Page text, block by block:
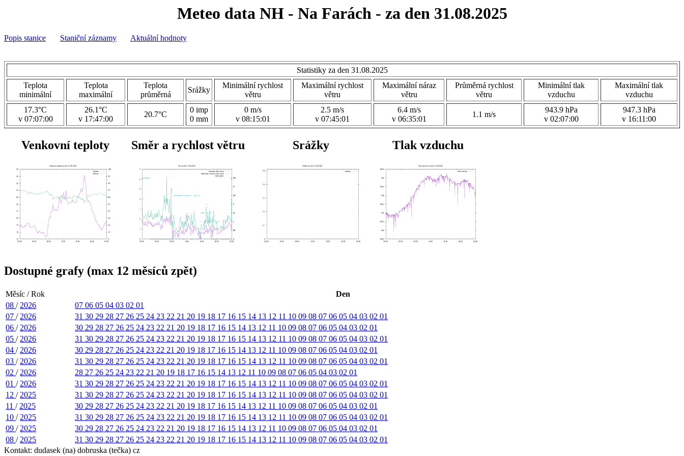
Meteo data NH - Na Farách - za den 31.08.2025
Popis stanice Staniční záznamy Aktuální hodnoty
Statistiky za den 31.08.2025
Teplota
minimální
Teplota
maximální
Teplota
průměrná
Srážky
Minimální rychlost
větru
Maximální rychlost
větru
Maximální náraz
větru
Průměrná rychlost
větru
Minimální tlak
vzduchu
Maximální tlak
vzduchu
17.3°C
v 07:07:00
26.1°C
v 17:47:00
20.7°C
0 imp
0 mm
0 m/s
v 08:15:01
2.5 m/s
v 07:45:01
6.4 m/s
v 06:35:01
1.1 m/s
943.9 hPa
v 02:07:00
947.3 hPa
v 16:11:00
Venkovní teploty Směr a rychlost větru Srážky Tlak vzduchu
Dostupné grafy (max 12 měsíců zpět)
Měsíc / Rok
Den
08 / 2026 07 06 05 04 03 02 01
07 / 2026 31 30 29 28 27 26 25 24 23 22 21 20 19 18 17 16 15 14 13 12 11 10 09 08 07 06 05 04 03 02 01
06 / 2026 30 29 28 27 26 25 24 23 22 21 20 19 18 17 16 15 14 13 12 11 10 09 08 07 06 05 04 03 02 01
05 / 2026 31 30 29 28 27 26 25 24 23 22 21 20 19 18 17 16 15 14 13 12 11 10 09 08 07 06 05 04 03 02 01
04 / 2026 30 29 28 27 26 25 24 23 22 21 20 19 18 17 16 15 14 13 12 11 10 09 08 07 06 05 04 03 02 01
03 / 2026 31 30 29 28 27 26 25 24 23 22 21 20 19 18 17 16 15 14 13 12 11 10 09 08 07 06 05 04 03 02 01
02 / 2026 28 27 26 25 24 23 22 21 20 19 18 17 16 15 14 13 12 11 10 09 08 07 06 05 04 03 02 01
01 / 2026 31 30 29 28 27 26 25 24 23 22 21 20 19 18 17 16 15 14 13 12 11 10 09 08 07 06 05 04 03 02 01
12 / 2025 31 30 29 28 27 26 25 24 23 22 21 20 19 18 17 16 15 14 13 12 11 10 09 08 07 06 05 04 03 02 01
11 / 2025 30 29 28 27 26 25 24 23 22 21 20 19 18 17 16 15 14 13 12 11 10 09 08 07 06 05 04 03 02 01
10 / 2025 31 30 29 28 27 26 25 24 23 22 21 20 19 18 17 16 15 14 13 12 11 10 09 08 07 06 05 04 03 02 01
09 / 2025 30 29 28 27 26 25 24 23 22 21 20 19 18 17 16 15 14 13 12 11 10 09 08 07 06 05 04 03 02 01
08 / 2025 31 30 29 28 27 26 25 24 23 22 21 20 19 18 17 16 15 14 13 12 11 10 09 08 07 06 05 04 03 02 01
Kontakt: dudasek (na) dobruska (tečka) cz